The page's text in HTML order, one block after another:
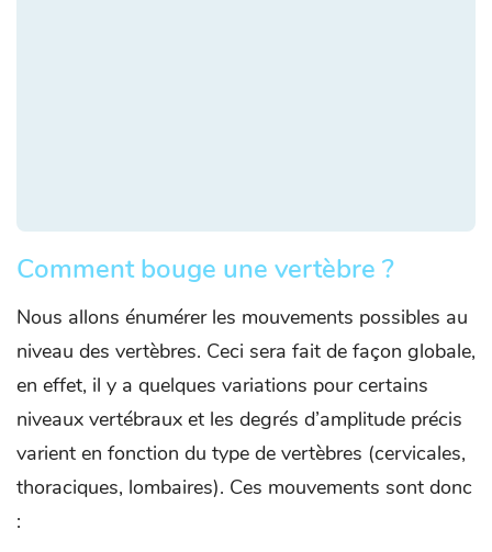
Comment bouge une vertèbre ?
Nous allons énumérer les mouvements possibles au
niveau des vertèbres. Ceci sera fait de façon globale,
en effet, il y a quelques variations pour certains
niveaux vertébraux et les degrés d’amplitude précis
varient en fonction du type de vertèbres (cervicales,
thoraciques, lombaires). Ces mouvements sont donc
: